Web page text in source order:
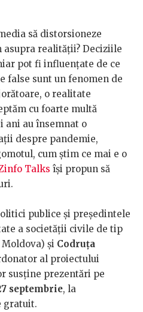
să distorsioneze
asupra realității? Deciziile
pot fi influențate de ce
false sunt un fenomen de
o realitate
cu foarte multă
ani au însemnat o
despre pandemie,
cum știm ce mai e o
Talks își propun să
publice și președintele
a societății civile de tip
și Codruța
al proiectului
susține prezentări pe
septembrie, la
gratuit.